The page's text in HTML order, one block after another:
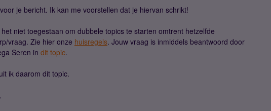
je bericht. Ik kan me voorstellen dat je hiervan schrikt!
niet toegestaan om dubbele topics te starten omtrent hetzelfde
vraag. Zie hier onze huisregels. Jouw vraag is inmiddels beantwoord door
Seren in dit topic.
ik daarom dit topic.